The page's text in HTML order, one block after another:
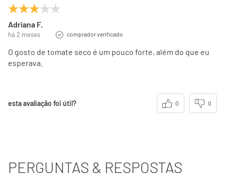
Adriana F.
há 2 meses comprador verificado
O gosto de tomate seco é um pouco forte, além do que eu
esperava.
esta avaliação foi útil? 0 0
PERGUNTAS & RESPOSTAS